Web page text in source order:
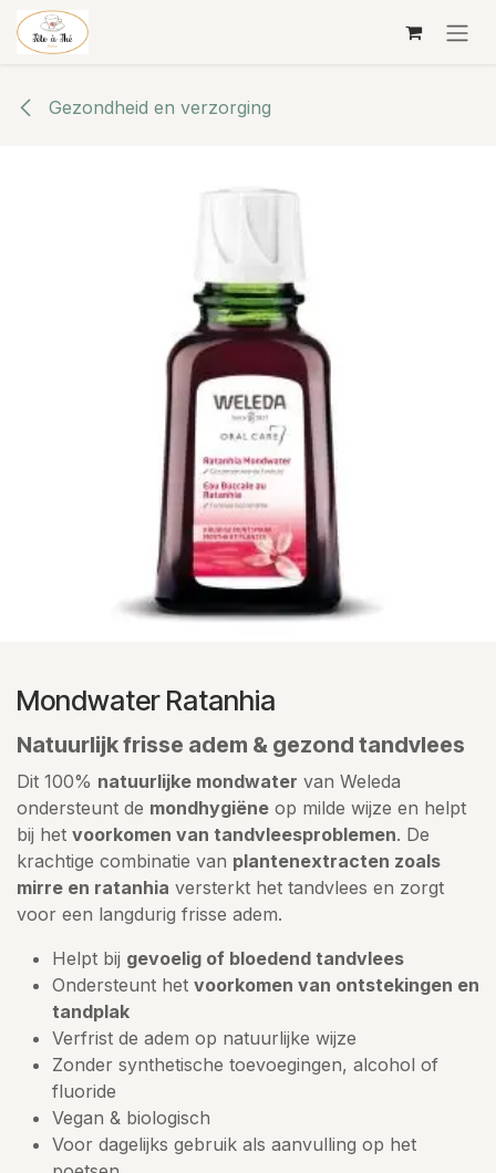
Overslaan naar inhoud
Gezondheid en verzorging
Mondwater Ratanhia
Natuurlijk frisse adem & gezond tandvlees
Dit 100% natuurlijke mondwater van Weleda
ondersteunt de mondhygiëne op milde wijze en helpt
bij het voorkomen van tandvleesproblemen. De
krachtige combinatie van plantenextracten zoals
mirre en ratanhia versterkt het tandvlees en zorgt
voor een langdurig frisse adem.
Helpt bij gevoelig of bloedend tandvlees
Ondersteunt het voorkomen van ontstekingen en
tandplak
Verfrist de adem op natuurlijke wijze
Zonder synthetische toevoegingen, alcohol of
fluoride
Vegan & biologisch
Voor dagelijks gebruik als aanvulling op het